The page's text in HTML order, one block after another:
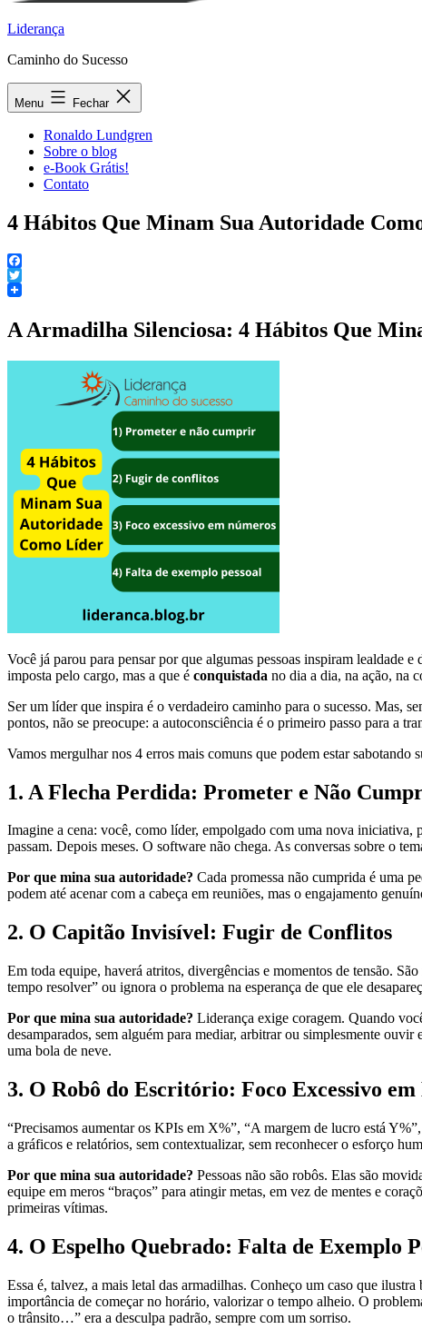
Liderança
Caminho do Sucesso
Menu Fechar
Ronaldo Lundgren
Sobre o blog
e-Book Grátis!
Contato
4 Hábitos Que Minam Sua Autoridade
Facebook
Twitter
A Armadilha Silenciosa: 4 Hábitos Que
Você já parou para pensar por que algumas pessoas inspiram lealdade
imposta pelo cargo, mas a que é conquistada no dia a dia, na ação, na
Ser um líder que inspira é o verdadeiro caminho para o sucesso. Mas,
pontos, não se preocupe: a autoconsciência é o primeiro passo para a
Vamos mergulhar nos 4 erros mais comuns que podem estar sabotando
1. A Flecha Perdida: Prometer e Não
Imagine a cena: você, como líder, empolgado com uma nova
passam. Depois meses. O software não chega. As conversas sobre o
Por que mina sua autoridade? Cada promessa não cumprida é uma
podem até acenar com a cabeça em reuniões, mas o engajamento
2. O Capitão Invisível: Fugir de Conflitos
Em toda equipe, haverá atritos, divergências e momentos de tensão.
tempo resolver” ou ignora o problema na esperança de que ele
Por que mina sua autoridade? Liderança exige coragem. Quando
desamparados, sem alguém para mediar, arbitrar ou simplesmente
uma bola de neve.
3. O Robô do Escritório: Foco Excessivo
“Precisamos aumentar os KPIs em X%”, “A margem de lucro está
a gráficos e relatórios, sem contextualizar, sem reconhecer o esforço
Por que mina sua autoridade? Pessoas não são robôs. Elas são
equipe em meros “braços” para atingir metas, em vez de mentes e
primeiras vítimas.
4. O Espelho Quebrado: Falta de Exemplo
Essa é, talvez, a mais letal das armadilhas. Conheço um caso que
importância de começar no horário, valorizar o tempo alheio. O
o trânsito…” era a desculpa padrão, sempre com um sorriso.